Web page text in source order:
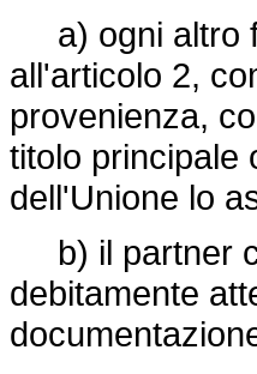
a) ogni altro
all'articolo 2,
provenienza,
titolo principale
dell'Unione lo
b) il partner
debitamente